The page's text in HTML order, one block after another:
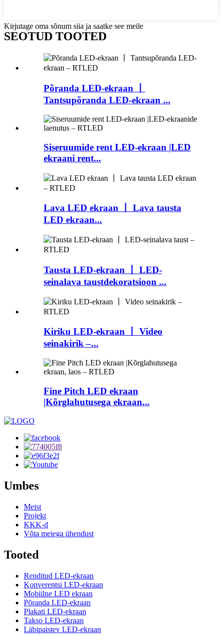
Kirjutage oma sõnum siia ja saatke see meile
SEOTUD TOOTED
Põranda LED-ekraan 丨
Tantsupõranda LED-ekraan ...
Siseruumide rent LED-ekraan |LED
ekraani rent...
Lava LED ekraan 丨 Lava tausta
LED ekraan...
Tausta LED-ekraan 丨 LED-
seinalava taustdekoratsioon ...
Kiriku LED-ekraan 丨 Video
seinakirik –...
Fine Pitch LED ekraan
|Kõrglahutusega ekraan...
Umbes
Meist
Projekt
KKK-d
Võta meiega ühendust
Tooted
Renditud LED-ekraan
Konverentsi LED-ekraan
Mobiilne LED ekraan
Põranda LED-ekraan
Plakati LED-ekraan
Takso LED-ekraan
Läbipaistev LED-ekraan